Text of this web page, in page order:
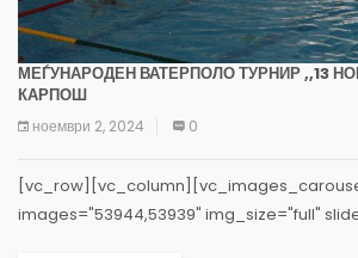
МЕЃУНАРОДЕН ВАТЕРПОЛО ТУРНИР ,,13
КАРПОШ
ноември 2, 2024 0
images="53944,53939" img_size="full"